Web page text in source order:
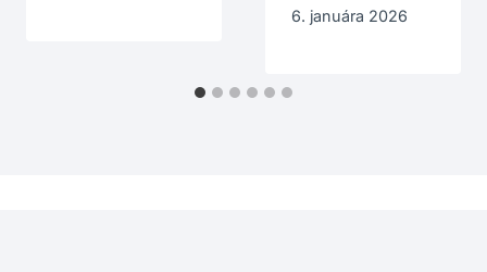
6. januára 2026